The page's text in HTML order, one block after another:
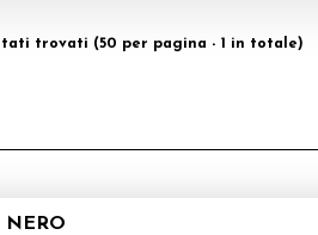
trovati (50 per pagina - 1 in totale)
NERO